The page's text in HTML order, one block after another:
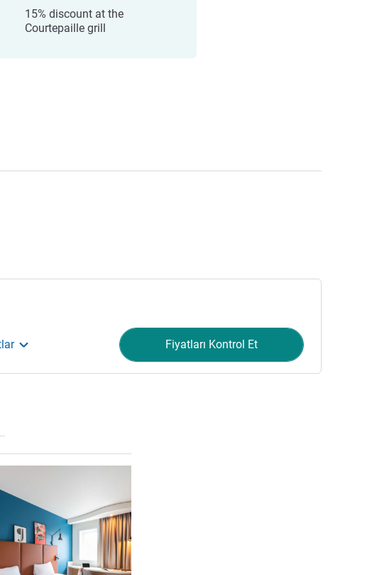
15% discount at the
Courtepaille grill
Fiyatları Kontrol Et